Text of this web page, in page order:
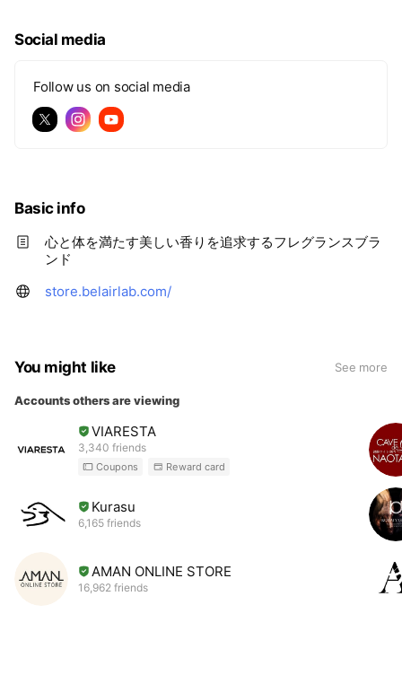
Social media
Follow us on social media
Basic info
⼼と体を満たす美しい⾹りを追求するフレグランスブラ
ンド
store.belairlab.com/
You might like See more
Accounts others are viewing
VIARESTA
3,340 friends
Coupons Reward card
Kurasu
6,165 friends
AMAN ONLINE STORE
16,962 friends